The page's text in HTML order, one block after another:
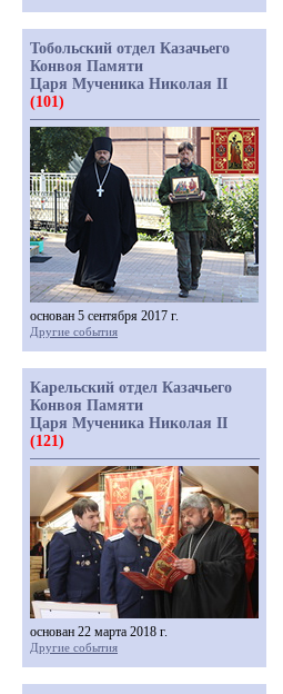
Тобольский отдел Казачьего
Конвоя Памяти
Царя Мученика Николая II
(101)
основан 5 сентября 2017 г.
Другие события
Карельский отдел Казачьего
Конвоя Памяти
Царя Мученика Николая II
(121)
основан 22 марта 2018 г.
Другие события